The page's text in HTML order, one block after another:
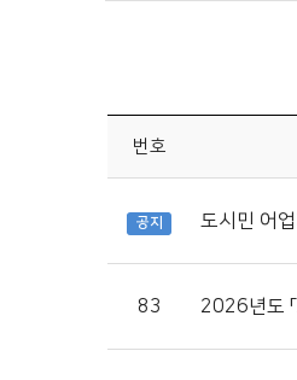
번호
공지 도시민 어
83 2026년도